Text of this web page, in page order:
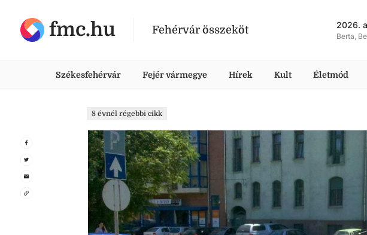
fmc.hu Fehérvár összeköt 2026.
Berta,
Székesfehérvár Fejér vármegye Hírek Kult Életmód
8 évnél régebbi cikk